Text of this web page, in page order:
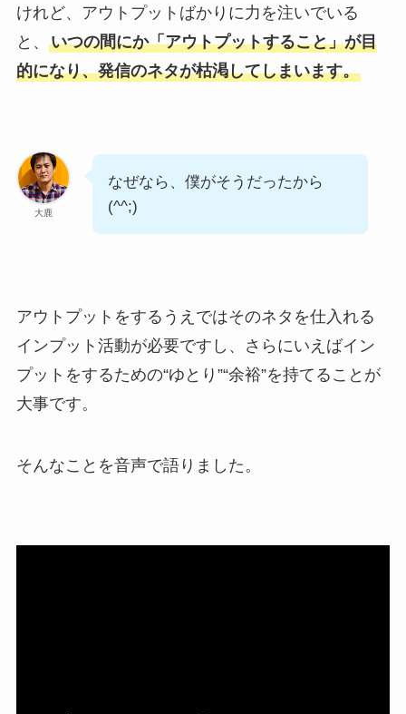
けれど、アウトプットばかりに力を注いでいる
と、 いつの間にか「アウトプットすること」が目
的になり、発信のネタが枯渇してしまいます。
大鹿
なぜなら、僕がそうだったから
(^^;)
アウトプットをするうえではそのネタを仕入れる
インプット活動が必要ですし、さらにいえばイン
プットをするための“ゆとり”“余裕”を持てることが
大事です。
そんなことを音声で語りました。